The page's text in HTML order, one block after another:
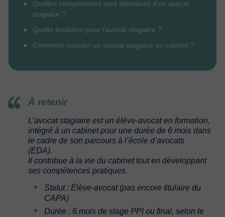
Quelles compétences sont attendues d’un avocat
stagiaire ?
Quelle évolution pour l’avocat stagiaire ?
Comment recruter un avocat stagiaire en cabinet ?
À retenir
L’avocat stagiaire est un élève-avocat en formation,
intégré à un cabinet pour une durée de 6 mois dans
le cadre de son parcours à l’école d’avocats
(EDA).
Il contribue à la vie du cabinet tout en développant
ses compétences pratiques.
Statut : Élève-avocat (pas encore titulaire du
CAPA)
Durée : 6 mois de stage PPI ou final, selon le